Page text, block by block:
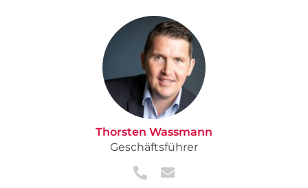
Thorsten Wassmann
Geschäftsführer